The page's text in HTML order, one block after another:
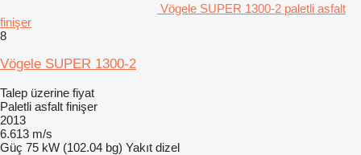
Vögele SUPER 1300-2 paletli asfalt
finişer
8
Vögele SUPER 1300-2
Talep üzerine fiyat
Paletli asfalt finişer
2013
6.613 m/s
Güç 75 kW (102.04 bg) Yakıt dizel